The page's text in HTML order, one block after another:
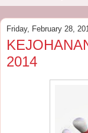
Friday, February 28,
2014